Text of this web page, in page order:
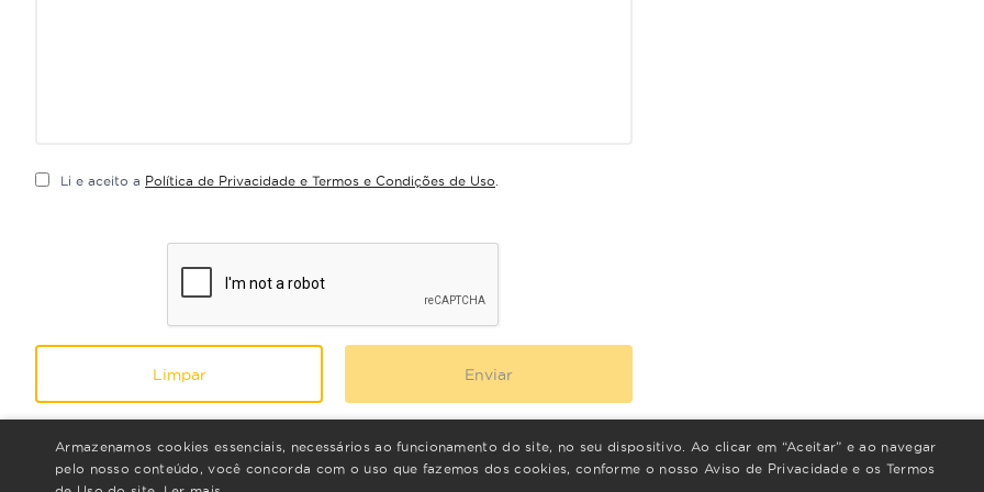
Li e aceito a Política de Privacidade e Termos e Condições de Uso
Limpar Enviar
Armazenamos cookies essenciais, necessários ao funcionamento do site, no seu dispositivo. Ao clicar em “Aceitar” e ao navegar
pelo nosso conteúdo, você concorda com o uso que fazemos dos cookies, conforme o nosso Aviso de Privacidade e os Termos